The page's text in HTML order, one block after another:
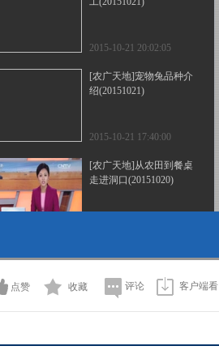
2015-10-21 20:02:05
[农广天地]宠物兔品种介
绍(20151021)
2015-10-21 17:40:00
[农广天地]从农田到餐桌
走进洞口(20151020)
2015-10-20 17:12:08
[农广天地]黄背毛木耳栽
点赞 收藏 评论 客户端看